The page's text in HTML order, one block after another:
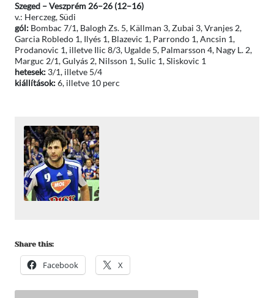
Szeged – Veszprém 26–26 (12–16)
v.: Herczeg, Südi
gól:Bombac 7/1, Balogh Zs. 5, Källman 3, Zubai 3, Vranjes 2,
Garcia Robledo 1, Ilyés 1, Blazevic 1, Parrondo 1, Ancsin 1,
Prodanovic 1, illetve Ilic 8/3, Ugalde 5, Palmarsson 4, Nagy L. 2,
Marguc 2/1, Gulyás 2, Nilsson 1, Sulic 1, Sliskovic 1
hetesek:3/1, illetve 5/4
kiállítások:6, illetve 10 perc
Share this:
Facebook X